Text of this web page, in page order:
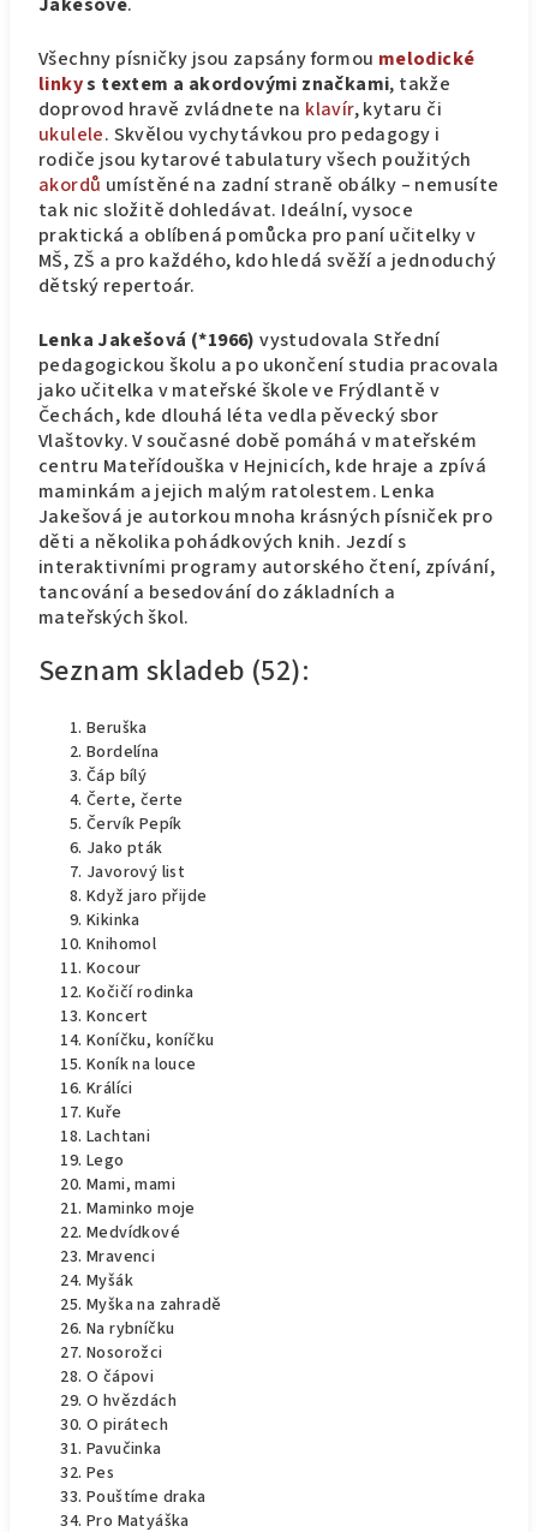
Všechny písničky jsou zapsány formou melodické
linkys textem a akordovými značkami, takže
doprovod hravě zvládnete na klavír, kytaru či
ukulele. Skvělou vychytávkou pro pedagogy i
rodiče jsou kytarové tabulatury všech použitých
akordů umístěné na zadní straně obálky – nemusíte
tak nic složitě dohledávat. Ideální, vysoce
praktická a oblíbená pomůcka pro paní učitelky v
MŠ, ZŠ a pro každého, kdo hledá svěží a jednoduchý
dětský repertoár.
Lenka Jakešová (*1966) vystudovala Střední
pedagogickou školu a po ukončení studia pracovala
jako učitelka v mateřské škole ve Frýdlantě v
Čechách, kde dlouhá léta vedla pěvecký sbor
Vlaštovky. V současné době pomáhá v mateřském
centru Mateřídouška v Hejnicích, kde hraje a zpívá
maminkám a jejich malým ratolestem. Lenka
Jakešová je autorkou mnoha krásných písniček pro
děti a několika pohádkových knih. Jezdí s
interaktivními programy autorského čtení, zpívání,
tancování a besedování do základních a
mateřských škol.
Seznam skladeb (52):
Beruška
Bordelína
Čáp bílý
Čerte, čerte
Červík Pepík
Jako pták
Javorový list
Když jaro přijde
Kikinka
Knihomol
Kocour
Kočičí rodinka
Koncert
Koníčku, koníčku
Koník na louce
Králíci
Kuře
Lachtani
Lego
Mami, mami
Maminko moje
Medvídkové
Mravenci
Myšák
Myška na zahradě
Na rybníčku
Nosorožci
O čápovi
O hvězdách
O pirátech
Pavučinka
Pes
Pouštíme draka
Pro Matyáška